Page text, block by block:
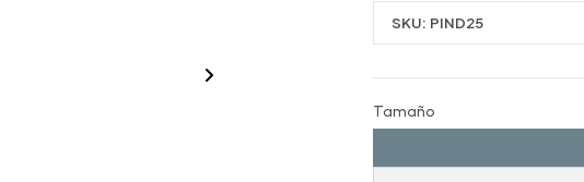
SKU: PIND25
Tamaño